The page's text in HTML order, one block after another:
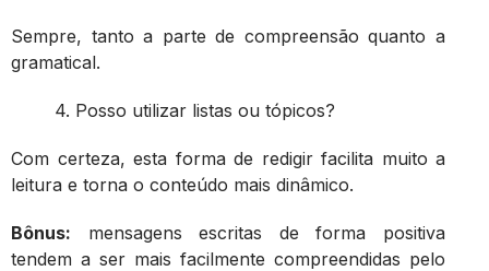
Sempre, tanto a parte de compreensão quanto a
gramatical.
4. Posso utilizar listas ou tópicos?
Com certeza, esta forma de redigir facilita muito a
leitura e torna o conteúdo mais dinâmico.
Bônus: mensagens escritas de forma positiva
tendem a ser mais facilmente compreendidas pelo